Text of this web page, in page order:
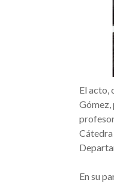
El acto,
En su